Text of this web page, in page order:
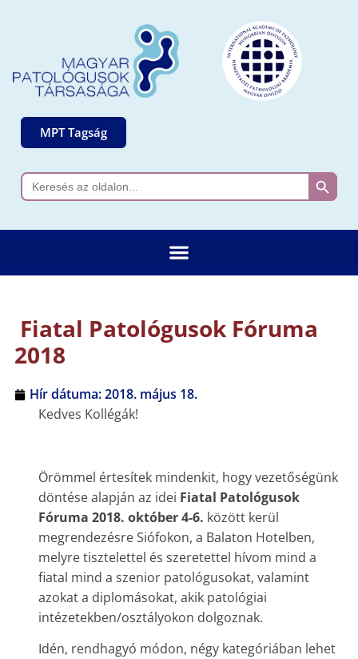
MPT Tagság
Search
for:
Search
Fiatal Patológusok Fóruma
2018
Hír dátuma:2018. május 18.
Kedves Kollégák!
Örömmel értesítek mindenkit, hogy vezetőségünk
döntése alapján az idei Fiatal Patológusok
Fóruma 2018. október 4-6. között kerül
megrendezésre Siófokon, a Balaton Hotelben,
melyre tisztelettel és szeretettel hívom mind a
fiatal mind a szenior patológusokat, valamint
azokat a diplomásokat, akik patológiai
intézetekben/osztályokon dolgoznak.
Idén, rendhagyó módon, négy kategóriában lehet